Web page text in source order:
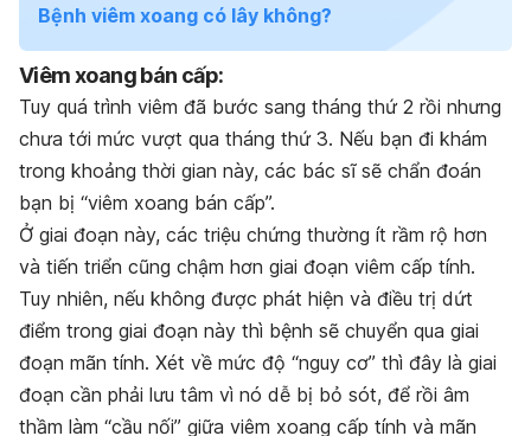
Bệnh viêm xoang có lây không?
Viêm xoang bán cấp:
Tuy quá trình viêm đã bước sang tháng thứ 2 rồi nhưng
chưa tới mức vượt qua tháng thứ 3. Nếu bạn đi khám
trong khoảng thời gian này, các bác sĩ sẽ chẩn đoán
bạn bị “viêm xoang bán cấp”.
Ở giai đoạn này, các triệu chứng thường ít rầm rộ hơn
và tiến triển cũng chậm hơn giai đoạn viêm cấp tính.
Tuy nhiên, nếu không được phát hiện và điều trị dứt
điểm trong giai đoạn này thì bệnh sẽ chuyển qua giai
đoạn mãn tính. Xét về mức độ “nguy cơ” thì đây là giai
đoạn cần phải lưu tâm vì nó dễ bị bỏ sót, để rồi âm
thầm làm “cầu nối” giữa viêm xoang cấp tính và mãn